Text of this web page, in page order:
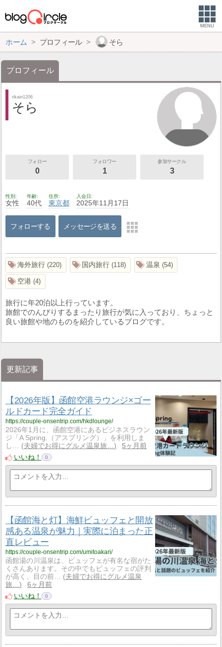
MENU
ホーム プロフィール そら
プロフィール
rikain1206
そら
フォロー
0
フォロワー
1
参加サークル
3
性別
女性
年齢
40代
住所
東京都
入会日
2025年11月17日
フォローする メッセージを送る
海外旅行 220 国内旅行 118 温泉 54
空港 4
旅行に年20泊以上行っています。
旅館でのんびりするまったり旅行が気に入っており、ちょっと
良い旅館や地のものを紹介しているブログです。
更新記事
【2026年版】函館空港ラウンジ×ゴー
ルドカード完全ガイド
https://couple-onsentrip.com/hkdlounge/
2026年1月に、函館空港にあるビジネスラウン
ジ「A Spring.（アスプリング）」を利用しま
し…
夫婦でお得にグルメ温泉旅…
5ヶ月前
いいね！
0
【函館海と灯】海鮮ビュッフェと開放
感ある温泉が魅力｜実際に泊まった正
直レビュー
https://couple-onsentrip.com/umitoakari/
函館湯の川温泉は、ビュッフェが有名な宿がた
くさんあります。その中でもビュッフェの評判
が高く、目の前…
夫婦でお得にグルメ温泉
旅…
6ヶ月前
いいね！
0